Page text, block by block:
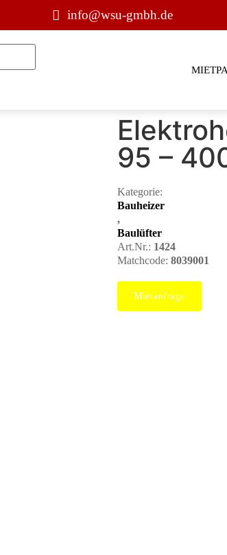
info@wsu-gmbh.de
95 –
Kategorie:
Bauheizer
,
Baulüfter
Art.Nr.: 1424
Matchcode: 8039001
Mietanfrage